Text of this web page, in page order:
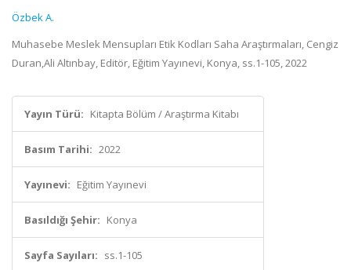
Özbek A.
Muhasebe Meslek Mensupları Etik Kodları Saha Araştırmaları, Cengiz
Duran,Ali Altınbay, Editör, Eğitim Yayınevi, Konya, ss.1-105, 2022
Yayın Türü: Kitapta Bölüm / Araştırma Kitabı
Basım Tarihi: 2022
Yayınevi: Eğitim Yayınevi
Basıldığı Şehir: Konya
Sayfa Sayıları: ss.1-105